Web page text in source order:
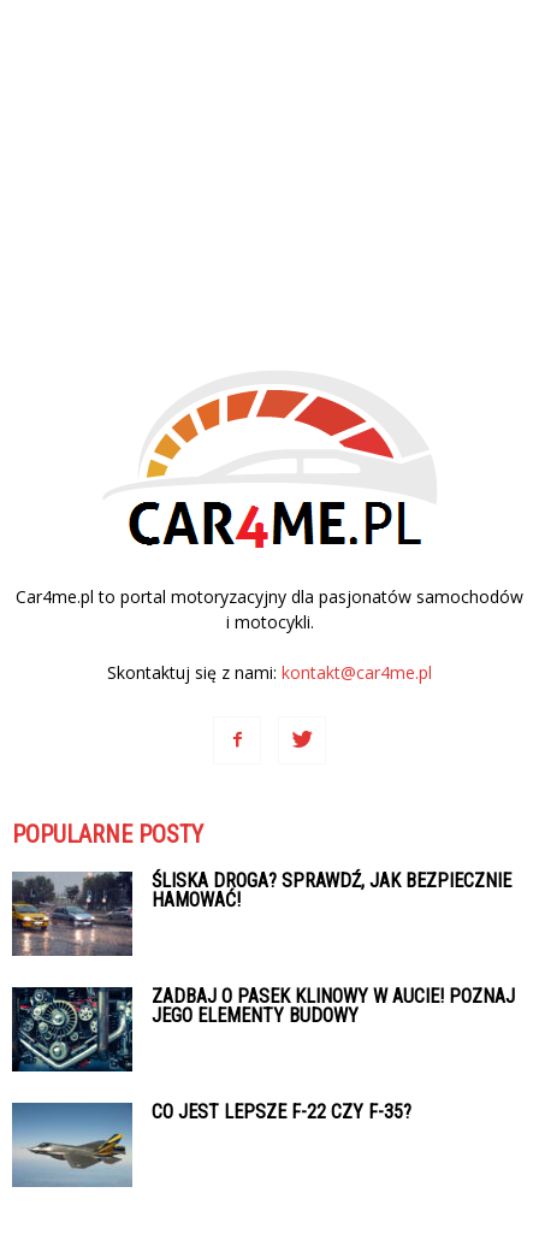
Car4me.pl to portal motoryzacyjny dla pasjonatów samochodów
i motocykli.
Skontaktuj się z nami: kontakt@car4me.pl
POPULARNE POSTY
ŚLISKA DROGA? SPRAWDŹ, JAK BEZPIECZNIE
HAMOWAĆ!
ZADBAJ O PASEK KLINOWY W AUCIE! POZNAJ
JEGO ELEMENTY BUDOWY
CO JEST LEPSZE F-22 CZY F-35?